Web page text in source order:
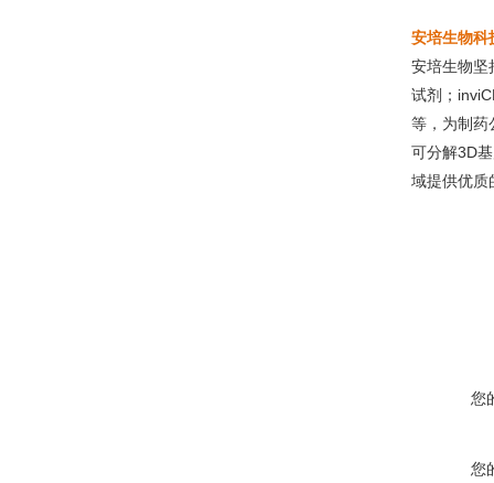
安培生物科
安培生物坚
试剂；
等，为制药
可分解3D
域提供优质
您
您